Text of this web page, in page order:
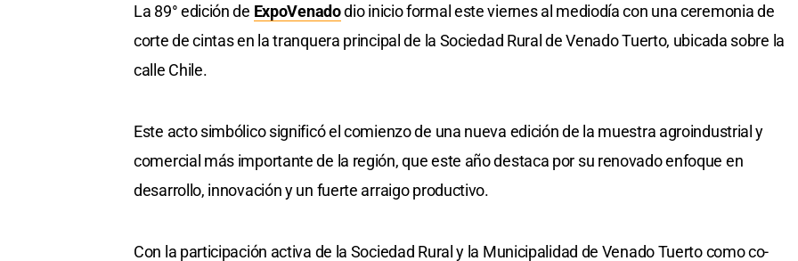
La 89° edición de ExpoVenadodio inicio formal este viernes al mediodía con una ceremonia de
corte de cintas en la tranquera principal de la Sociedad Rural de Venado Tuerto, ubicada sobre la
calle Chile.
Este acto simbólico significó el comienzo de una nueva edición de la muestra agroindustrial y
comercial más importante de la región, que este año destaca por su renovado enfoque en
desarrollo, innovación y un fuerte arraigo productivo.
Con la participación activa de la Sociedad Rural y la Municipalidad de Venado Tuerto como co-